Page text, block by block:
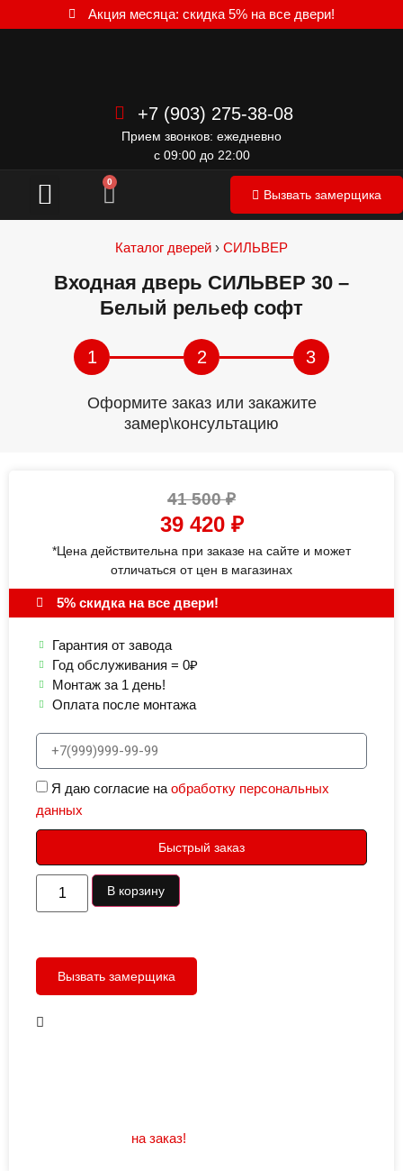
Акция месяца: скидка 5% на все двери!
+7 (903) 275-38-08
Прием звонков: ежедневно
с 09:00 до 22:00
0
Вызвать замерщика
Каталог дверей › СИЛЬВЕР
Входная дверь СИЛЬВЕР 30 –
Белый рельеф софт
1 2 3
Оформите заказ или закажите
замер\консультацию
41 500₽
39 420 ₽
*Цена действительна при заказе на сайте и может
отличаться от цен в магазинах
5% скидка на все двери!
Гарантия от завода
Год обслуживания = 0₽
Монтаж за 1 день!
Оплата после монтажа
Я даю согласие наобработку персональных
данных
Быстрый заказ
В корзину
Вызвать замерщика
на заказ!